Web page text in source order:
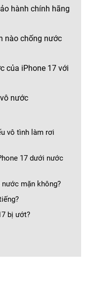
hành chính hãng
nào chống nước
của iPhone 17 với
nước
vô tình làm rơi
17 dưới nước
mặn không?
bị ướt?